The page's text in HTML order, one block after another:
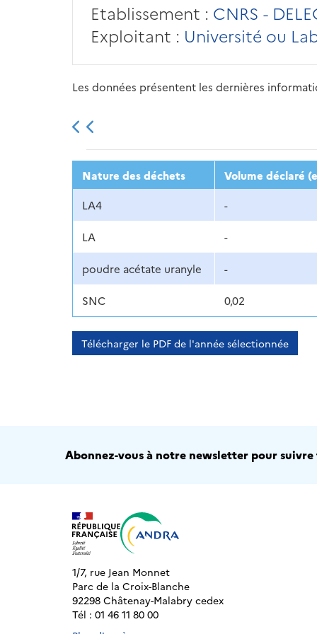
Etablissement : CNRS -
Exploitant : Université ou
Les données présentent les dernières
2013 2014 2015
Nature des déchets
Volume déclaré
LA4
-
LA -
poudre acétate uranyle -
SNC 0,02
Télécharger le PDF de l'année sélectionnée
Abonnez-vous à notre newsletter pour suivre
1/7, rue Jean Monnet
Parc de la Croix-Blanche
92298 Châtenay-Malabry cedex
Tél : 01 46 11 80 00